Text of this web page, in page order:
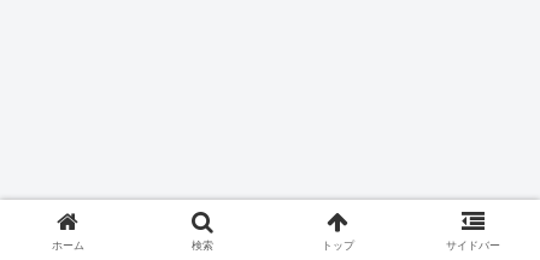
ホーム 検索 トップ サイドバー